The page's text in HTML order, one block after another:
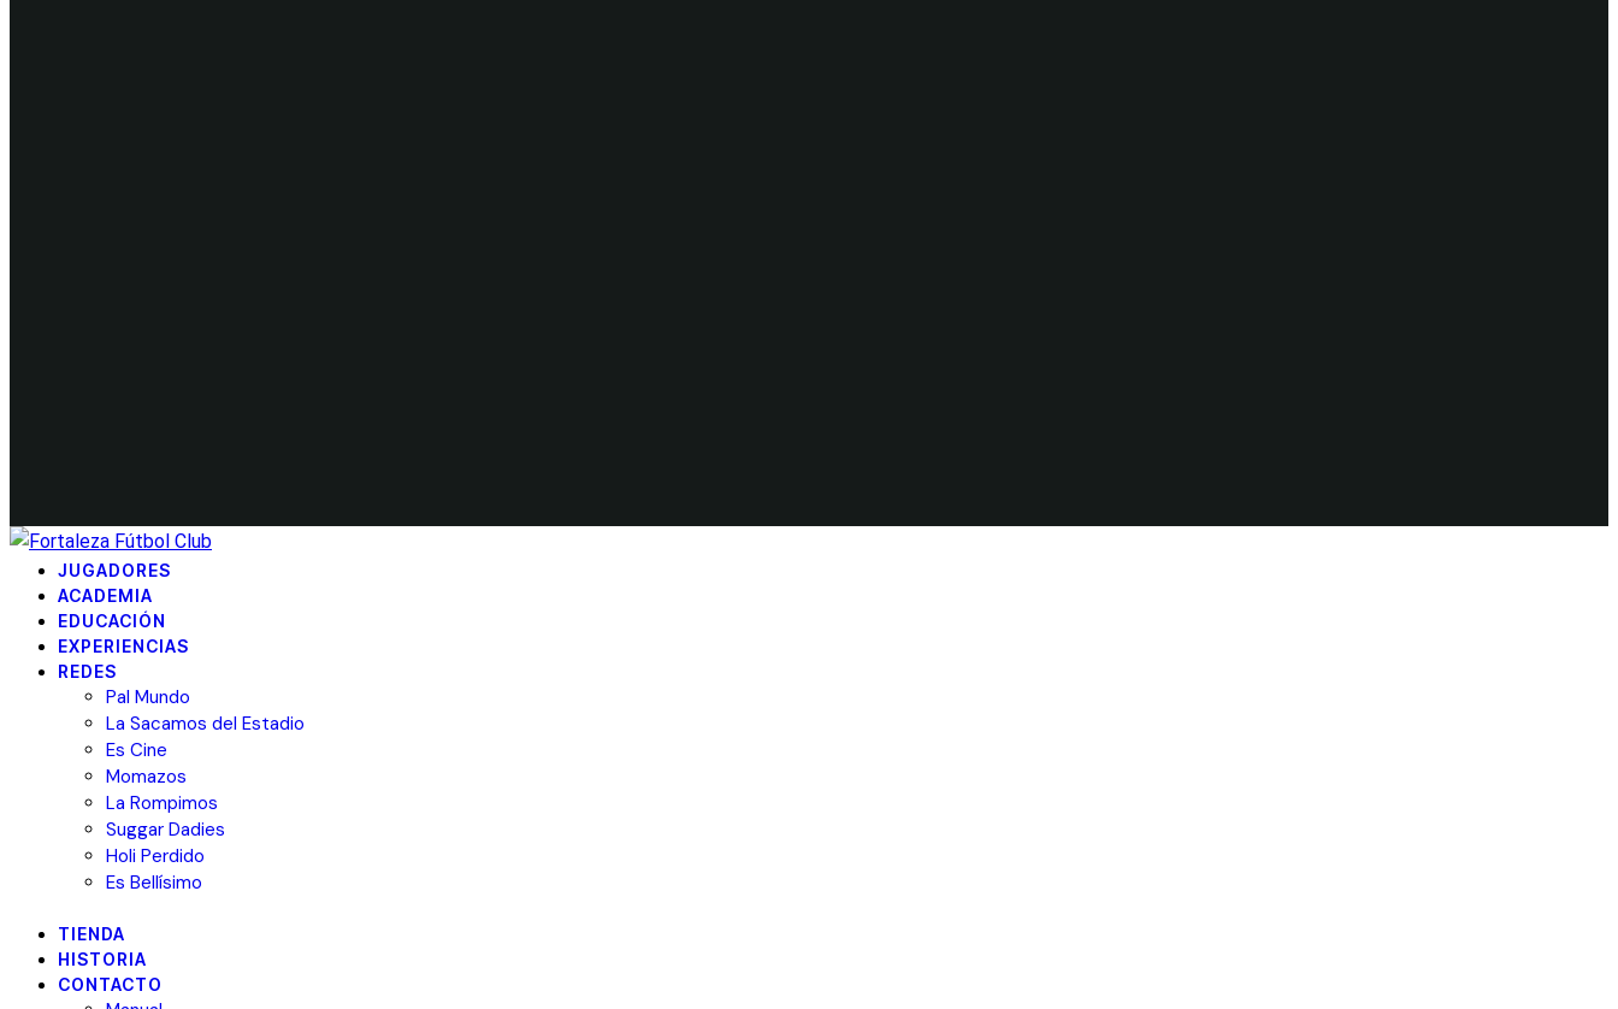
JUGADORES
ACADEMIA
EDUCACIÓN
EXPERIENCIAS
REDES
Pal Mundo
La Sacamos del Estadio
Es Cine
Momazos
La Rompimos
Suggar Dadies
Holi Perdido
Es Bellísimo
TIENDA
HISTORIA
CONTACTO